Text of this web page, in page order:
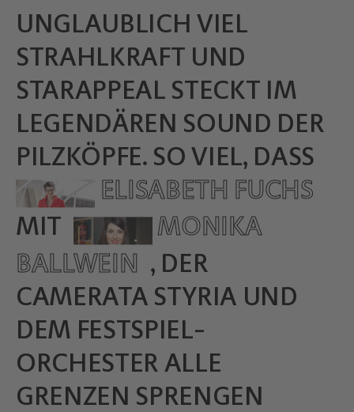
UNGLAUBLICH VIEL
STRAHLKRAFT UND
STARAPPEAL STECKT IM
LEGENDÄREN SOUND DER
PILZKÖPFE. SO VIEL, DASS
ELISABETH FUCHS
MIT
MONIKA
BALLWEIN , DER
CAMERATA STYRIA UND
DEM FESTSPIEL-
ORCHESTER ALLE
GRENZEN SPRENGEN